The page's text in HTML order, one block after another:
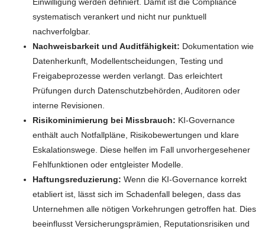
systematisch verankert und nicht nur punktuell
nachverfolgbar.
Nachweisbarkeit und Auditfähigkeit: Dokumentation wie
Datenherkunft, Modellentscheidungen, Testing und
Freigabeprozesse werden verlangt. Das erleichtert
Prüfungen durch Datenschutzbehörden, Auditoren oder
interne Revisionen.
Risikominimierung bei Missbrauch: KI-Governance
enthält auch Notfallpläne, Risikobewertungen und klare
Eskalationswege. Diese helfen im Fall unvorhergesehener
Fehlfunktionen oder entgleister Modelle.
Haftungsreduzierung: Wenn die KI-Governance korrekt
etabliert ist, lässt sich im Schadenfall belegen, dass das
Unternehmen alle nötigen Vorkehrungen getroffen hat. Dies
beeinflusst Versicherungsprämien, Reputationsrisiken und